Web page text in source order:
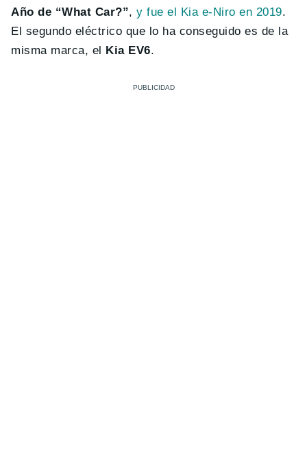
Año de “What Car?”,y fue el Kia e-Niro en 2019.
El segundo eléctrico que lo ha conseguido es de la
misma marca, el Kia EV6.